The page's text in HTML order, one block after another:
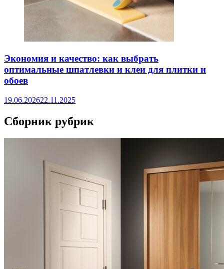
Экономия и качество: как выбрать
оптимальные шпатлевки и клеи для плитки и
обоев
19.06.202622.11.2025
Сборник рубрик